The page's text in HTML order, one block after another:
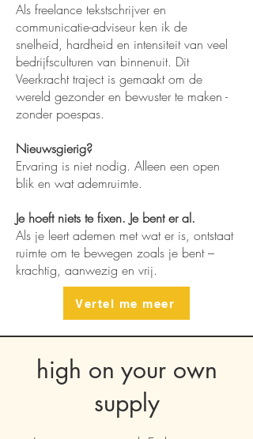
Als freelance tekstschrijver en
communicatie-adviseur ken ik de
snelheid, hardheid en intensiteit van veel
bedrijfsculturen van binnenuit. Dit
Veerkracht traject is gemaakt om de
wereld gezonder en bewuster te maken -
zonder poespas.
Nieuwsgierig?
Ervaring is niet nodig. Alleen een open
blik en wat ademruimte.
Je hoeft niets te fixen. Je bent er al.
Als je leert ademen met wat er is, ontstaat
ruimte om te bewegen zoals je bent –
krachtig, aanwezig en vrij.
Vertel me meer
high on your own
supply